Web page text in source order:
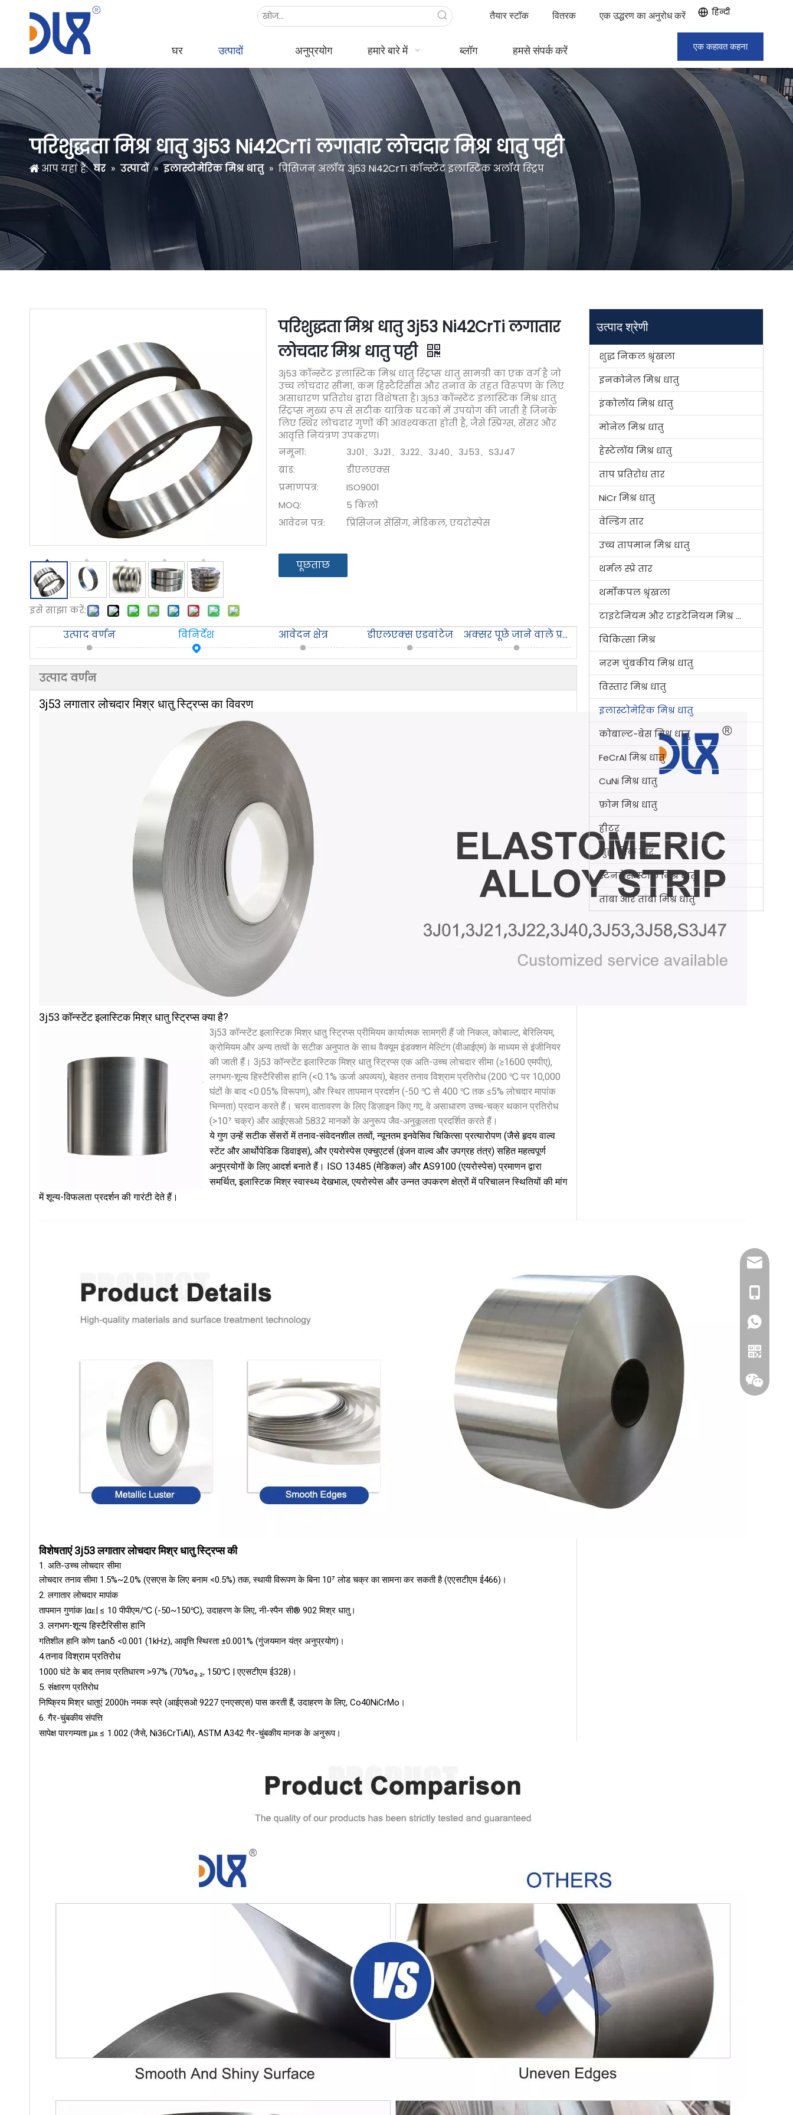
तैयार स्टॉक वितरक एक उद्धरण का अनुरोध करें हिन्दी
घर उत्पादों अनुप्रयोग हमारे बारे में ब्लॉग हमसे संपर्क करें एक कहावत कहना
परिशुद्धता मिश्र धातु 3j53 Ni42CrTi लगातार लोचदार मिश्र धातु पट्टी
आप यहां हैं: घर » उत्पादों » इलास्टोमेरिक मिश्र धातु » प्रिसिजन अलॉय 3j53 Ni42CrTi कॉन्स्टेंट इलास्टिक अलॉय स्ट्रिप
इसे साझा करें:
परिशुद्धता मिश्र धातु 3j53 Ni42CrTi लगातार
लोचदार मिश्र धातु पट्टी
3j53 कॉन्स्टेंट इलास्टिक मिश्र धातु स्ट्रिप्स धातु सामग्री का एक वर्ग है जो
उच्च लोचदार सीमा, कम हिस्टैरिसीस और तनाव के तहत विरूपण के लिए
असाधारण प्रतिरोध द्वारा विशेषता है। 3j53 कॉन्स्टेंट इलास्टिक मिश्र धातु
स्ट्रिप्स मुख्य रूप से सटीक यांत्रिक घटकों में उपयोग की जाती हैं जिनके
लिए स्थिर लोचदार गुणों की आवश्यकता होती है, जैसे स्प्रिंग्स, सेंसर और
आवृत्ति नियंत्रण उपकरण।
नमूना:
3J01、3J21、3J22、3J40、3J53、S3J47
ब्रांड:
डीएलएक्स
प्रमाणपत्र:
ISO9001
MOQ:
5 किलो
आवेदन पत्र:
प्रिसिजन सेंसिंग, मेडिकल, एयरोस्पेस
पूछताछ
उत्पाद वर्णन विनिर्देश आवेदन क्षेत्र डीएलएक्स एडवांटेज अक्सर पूछे जाने वाले प्रश्न
उत्पाद वर्णन
3j53 लगातार लोचदार मिश्र धातु स्ट्रिप्स का विवरण
3j53 कॉन्स्टेंट इलास्टिक मिश्र धातु स्ट्रिप्स क्या है?
3j53 कॉन्स्टेंट इलास्टिक मिश्र धातु स्ट्रिप्स प्रीमियम कार्यात्मक सामग्री हैं जो निकल, कोबाल्ट, बेरिलियम,
क्रोमियम और अन्य तत्वों के सटीक अनुपात के साथ वैक्यूम इंडक्शन मेल्टिंग (वीआईएम) के माध्यम से इंजीनियर
की जाती हैं। 3j53 कॉन्स्टेंट इलास्टिक मिश्र धातु स्ट्रिप्स एक अति-उच्च लोचदार सीमा (≥1600 एमपीए),
लगभग-शून्य हिस्टैरिसीस हानि (<0.1% ऊर्जा अपव्यय), बेहतर तनाव विश्राम प्रतिरोध (200 ℃ पर 10,000
घंटों के बाद <0.05% विरूपण), और स्थिर तापमान प्रदर्शन (-50 ℃ से 400 ℃ तक ≤5% लोचदार मापांक
भिन्नता) प्रदान करते हैं। चरम वातावरण के लिए डिज़ाइन किए गए, वे असाधारण उच्च-चक्र थकान प्रतिरोध
(>10⁷ चक्र) और आईएसओ 5832 मानकों के अनुरूप जैव-अनुकूलता प्रदर्शित करते हैं।
ये गुण उन्हें सटीक सेंसरों में तनाव-संवेदनशील तत्वों, न्यूनतम इनवेसिव चिकित्सा प्रत्यारोपण (जैसे हृदय वाल्व
स्टेंट और आर्थोपेडिक डिवाइस), और एयरोस्पेस एक्चुएटर्स (इंजन वाल्व और उपग्रह तंत्र) सहित महत्वपूर्ण
अनुप्रयोगों के लिए आदर्श बनाते हैं। ISO 13485 (मेडिकल) और AS9100 (एयरोस्पेस) प्रमाणन द्वारा
समर्थित, इलास्टिक मिश्र स्वास्थ्य देखभाल, एयरोस्पेस और उन्नत उपकरण क्षेत्रों में परिचालन स्थितियों की मांग
में शून्य-विफलता प्रदर्शन की गारंटी देते हैं।
विशेषताएं3j53 लगातार लोचदार मिश्र धातु स्ट्रिप्स की
1. अति-उच्च लोचदार सीमा
लोचदार तनाव सीमा 1.5%~2.0% (एसएस के लिए बनाम <0.5%) तक, स्थायी विरूपण के बिना 10⁷ लोड चक्र का सामना कर सकती है (एएसटीएम ई466)।
2.लगातार लोचदार मापांक
तापमान गुणांक |αᴇ| ≤ 10 पीपीएम/℃ (-50~150℃), उदाहरण के लिए, नी-स्पैन सी® 902 मिश्र धातु।
3.लगभग-शून्य हिस्टैरिसीस हानि
गतिशील हानि कोण tanδ <0.001 (1kHz), आवृत्ति स्थिरता ±0.001% (गुंजयमान यंत्र अनुप्रयोग)।
4.तनाव विश्राम प्रतिरोध
1000 घंटे के बाद तनाव प्रतिधारण >97% (70%σ₀.₂, 150℃ | एएसटीएम ई328)।
5. संक्षारण प्रतिरोध
निष्क्रिय मिश्र धातुएं 2000h नमक स्प्रे (आईएसओ 9227 एनएसएस) पास करती हैं, उदाहरण के लिए, Co40NiCrMo।
6. गैर-चुंबकीय संपत्ति
सापेक्ष पारगम्यता μʀ ≤ 1.002 (जैसे, Ni36CrTiAl), ASTM A342 गैर-चुंबकीय मानक के अनुरूप।
उत्पाद श्रेणी
शुद्ध निकल श्रृंखला
इनकोनेल मिश्र धातु
इंकोलॉय मिश्र धातु
मोनेल मिश्र धातु
हेस्टेलॉय मिश्र धातु
ताप प्रतिरोध तार
NiCr मिश्र धातु
वेल्डिंग तार
उच्च तापमान मिश्र धातु
थर्मल स्प्रे तार
थर्मोकपल श्रृंखला
टाइटेनियम और टाइटेनियम मिश्र धातु
चिकित्सा मिश्र
नरम चुंबकीय मिश्र धातु
विस्तार मिश्र धातु
इलास्टोमेरिक मिश्र धातु
कोबाल्ट-बेस मिश्र धातु
FeCrAl मिश्र धातु
CuNi मिश्र धातु
फ़ोम मिश्र धातु
हीटर
शुद्ध जिंक तार
स्टेनलेस स्टील मिश्र धातु
तांबा और तांबा मिश्र धातु
dlx-
+